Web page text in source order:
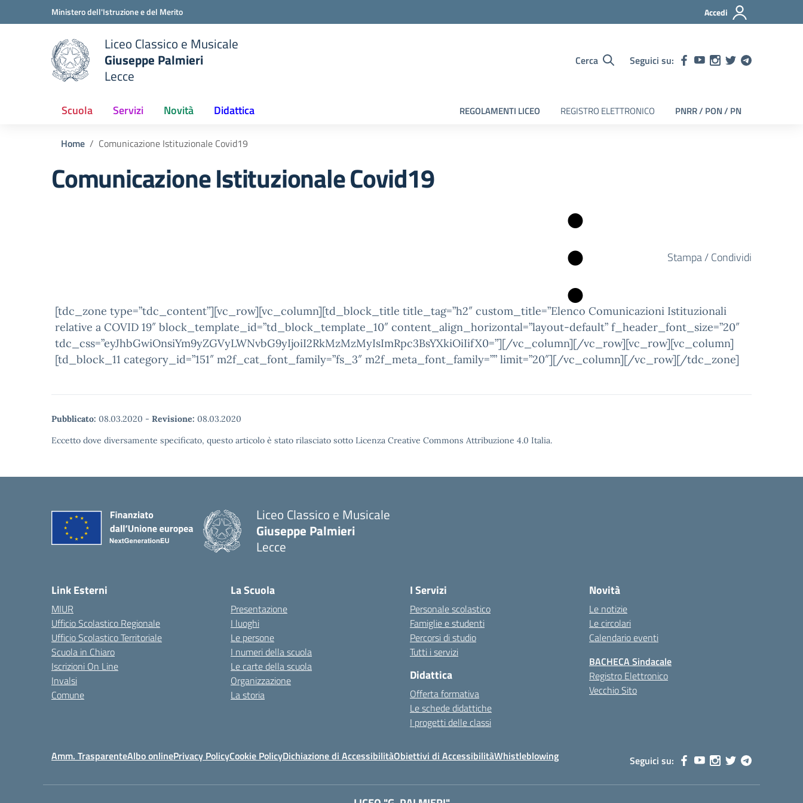
Vai ai contenuti
Vai al menu di navigazioneMinistero dell'Istruzione e del Merito Accedi
scuola
Liceo Classico e Musicale
Giuseppe Palmieri
Lecce
Cerca Seguici su:
Scuola Servizi Novità Didattica REGOLAMENTI LICEO REGISTRO ELETTRONICO PNRR / PON / PN
Home Comunicazione Istituzionale Covid19
Comunicazione Istituzionale Covid19
Stampa / Condividi
[tdc_zone type=”tdc_content”][vc_row][vc_column][td_block_title title_tag=”h2″ custom_title=”Elenco Comunicazioni Istituzionali
relative a COVID 19″ block_template_id=”td_block_template_10″ content_align_horizontal=”layout-default” f_header_font_size=”20″
tdc_css=”eyJhbGwiOnsiYm9yZGVyLWNvbG9yIjoiI2RkMzMzMyIsImRpc3BsYXkiOiIifX0=”][/vc_column][/vc_row][vc_row][vc_column]
[td_block_11 category_id=”151″ m2f_cat_font_family=”fs_3″ m2f_meta_font_family=”” limit=”20″][/vc_column][/vc_row][/tdc_zone]
Pubblicato: 08.03.2020 - Revisione: 08.03.2020
Eccetto dove diversamente specificato, questo articolo è stato rilasciato sotto Licenza Creative Commons Attribuzione 4.0 Italia.
Liceo Classico e Musicale
Giuseppe Palmieri
Lecce
Link Esterni
MIUR
Ufficio Scolastico Regionale
Ufficio Scolastico Territoriale
Scuola in Chiaro
Iscrizioni On Line
Invalsi
Comune
La Scuola
Presentazione
I luoghi
Le persone
I numeri della scuola
Le carte della scuola
Organizzazione
La storia
I Servizi
Personale scolastico
Famiglie e studenti
Percorsi di studio
Tutti i servizi
Didattica
Offerta formativa
Le schede didattiche
I progetti delle classi
Novità
Le notizie
Le circolari
Calendario eventi
BACHECA Sindacale
Registro Elettronico
Vecchio Sito
Amm. TrasparenteAlbo onlinePrivacy PolicyCookie PolicyDichiazione di AccessibilitàObiettivi di AccessibilitàWhistleblowing Seguici su: